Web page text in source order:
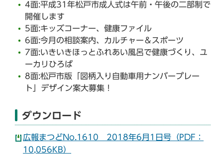
4面:平成31年松戸市成人式は午前・午後の二部制で
開催します
5面:キッズコーナー、健康ファイル
6面:今月の相談案内、カルチャー＆スポーツ
7面:いきいきほっとふれあい風呂で健康づくり、ユ
ーカリひろば
8面:松戸市版「図柄入り自動車用ナンバープレー
ト」デザイン案大募集！
ダウンロード
広報まつどNo.1610 2018年6月1日号（PDF：
10,056KB）